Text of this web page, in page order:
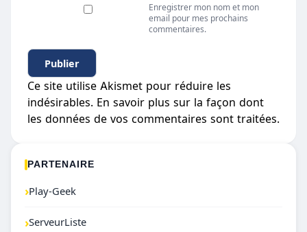
Enregistrer mon nom et mon
email pour mes prochains
commentaires.
Ce site utilise Akismet pour réduire les
indésirables. En savoir plus sur la façon dont
les données de vos commentaires sont traitées.
PARTENAIRE
›Play-Geek
›ServeurListe